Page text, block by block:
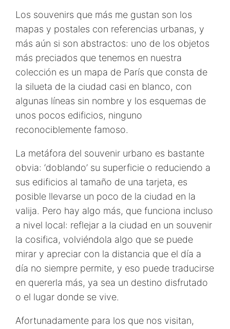
Los souvenirs que más me gustan son los
mapas y postales con referencias urbanas, y
más aún si son abstractos: uno de los objetos
más preciados que tenemos en nuestra
colección es un mapa de París que consta de
la silueta de la ciudad casi en blanco, con
algunas líneas sin nombre y los esquemas de
unos pocos edificios, ninguno
reconociblemente famoso.
La metáfora del souvenir urbano es bastante
obvia: ‘doblando’ su superficie o reduciendo a
sus edificios al tamaño de una tarjeta, es
posible llevarse un poco de la ciudad en la
valija. Pero hay algo más, que funciona incluso
a nivel local: reflejar a la ciudad en un souvenir
la cosifica, volviéndola algo que se puede
mirar y apreciar con la distancia que el día a
día no siempre permite, y eso puede traducirse
en quererla más, ya sea un destino disfrutado
o el lugar donde se vive.
Afortunadamente para los que nos visitan,